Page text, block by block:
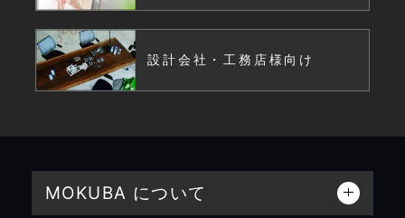
設計会社・工務店様向け
MOKUBA について